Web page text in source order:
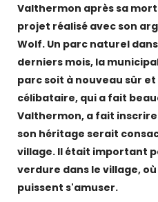
Valthermon après sa
projet réalisé avec son
Wolf. Un parc naturel
derniers mois, la
parc soit à nouveau sûr et
célibataire, qui a fait
Valthermon, a fait
son héritage serait
village. Il était important
verdure dans le village,
puissent s'amuser.